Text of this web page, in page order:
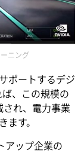
ニング
ポートするデジ
、この規模の
れ、電力事業
す。
アップ企業の